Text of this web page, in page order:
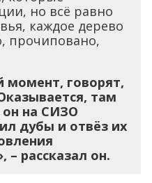
но всё равно
каждое дерево
прочиповано,
момент, говорят,
там
он на СИЗО
дубы и отвёз их
– рассказал он.